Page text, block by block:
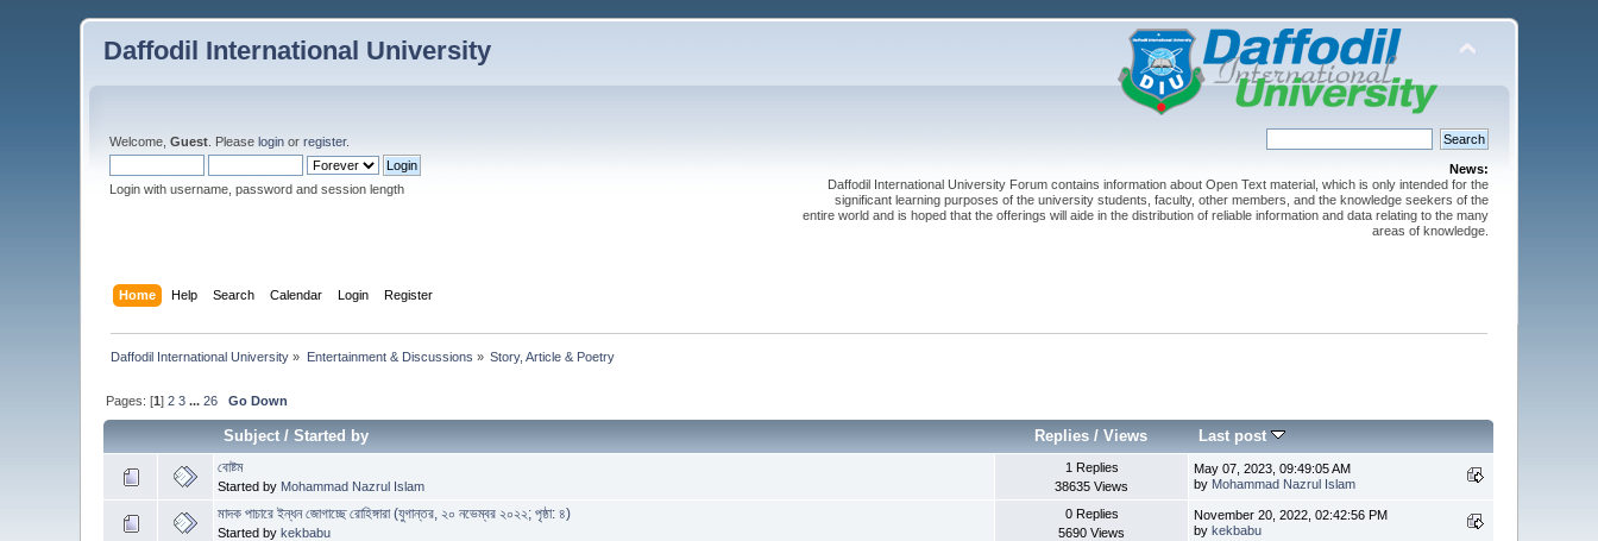
Daffodil International University
Welcome,Guest . Pleaselogin orregister.
Login with username, password and session length
News:
Daffodil International University Forum contains information about Open Text material, which is only intended for the
significant learning purposes of the university students, faculty, other members, and the knowledge seekers of the
entire world and is hoped that the offerings will aide in the distribution of reliable information and data relating to the many
areas of knowledge.
Home Help Search Calendar Login Register
Daffodil International University » Entertainment & Discussions » Story, Article & Poetry
Pages: [1]2 3 ...26 Go Down
Subject/Started by Replies /Views Last post
বোষ্টম
Started by Mohammad Nazrul Islam
1 Replies
38635 Views
May 07, 2023, 09:49:05 AM
by Mohammad Nazrul Islam
মাদক পাচারে ইন্ধন জোগাচ্ছে রোহিঙ্গারা (যুগান্তর, ২০ নভেম্বর ২০২২; পৃষ্ঠা: ৪)
Started bykekbabu
0 Replies
5690 Views
November 20, 2022, 02:42:56 PM
bykekbabu